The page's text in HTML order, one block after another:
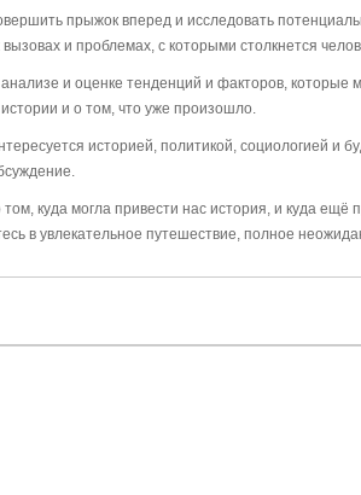
прыжок вперед и исследовать
и проблемах, с которыми столкнется
и оценке тенденций и факторов, которые
и о том, что уже произошло.
историей, политикой, социологией и
куда могла привести нас история, и куда
в увлекательное путешествие, полное